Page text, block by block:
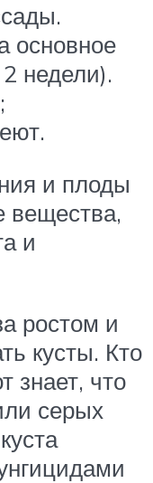
основное
недели).
и плоды
вещества,
и
ростом и
кусты. Кто
знает, что
серых